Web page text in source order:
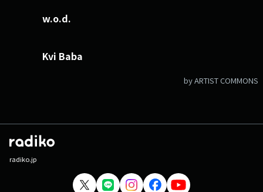
w.o.d.
Kvi Baba
by ARTIST COMMONS
radiko.jp